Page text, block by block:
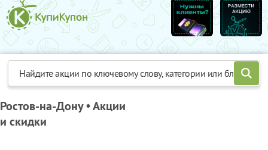
Ростов-на-Дону • Акции
и скидки